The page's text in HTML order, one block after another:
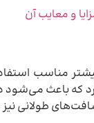
و معایب آن
مناسب
دارد که
طولانی